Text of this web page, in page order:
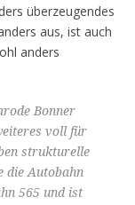
überzeugendes
aus, ist auch
anders
Bonner
voll für
strukturelle
die Autobahn
565 und ist